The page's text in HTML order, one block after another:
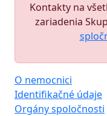
Kontakty na
zariadenia
O nemocnici
Identifikačné údaje
Orgány spoločnosti